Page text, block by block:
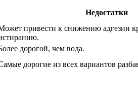
Недостатки
привести к снижению адгезии
дорогой, чем вода.
дорогие из всех вариантов